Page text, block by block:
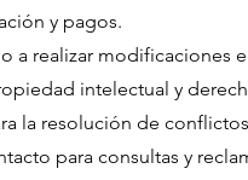
y pagos.
a realizar modificaciones
intelectual y
la resolución de
para consultas y